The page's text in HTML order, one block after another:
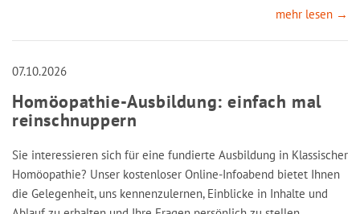
mehr lesen →
07.10.2026
Homöopathie-Ausbildung: einfach mal
reinschnuppern
Sie interessieren sich für eine fundierte Ausbildung in Klassischer
Homöopathie? Unser kostenloser Online-Infoabend bietet Ihnen
die Gelegenheit, uns kennenzulernen, Einblicke in Inhalte und